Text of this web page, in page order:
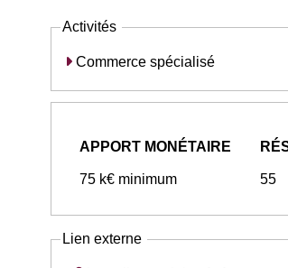
Activités
Commerce spécialisé
APPORT MONÉTAIRE
75 k€ minimum 55
Lien externe